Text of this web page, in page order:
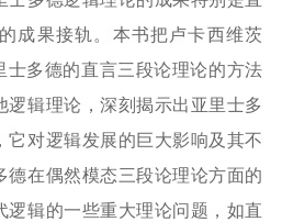
成果接轨。本书把卢卡西维茨
士多德的直言三段论理论的方法
逻辑理论，深刻揭示出亚里士多
它对逻辑发展的巨大影响及其不
德在偶然模态三段论理论方面的
逻辑的一些重大理论问题，如直